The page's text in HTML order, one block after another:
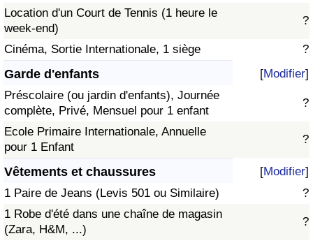
Location d'un Court de Tennis (1 heure le
week-end)
?
Cinéma, Sortie Internationale, 1 siège ?
Garde d'enfants [Modifier]
Préscolaire (ou jardin d'enfants), Journée
complète, Privé, Mensuel pour 1 enfant
?
Ecole Primaire Internationale, Annuelle
pour 1 Enfant
?
Vêtements et chaussures [Modifier]
1 Paire de Jeans (Levis 501 ou Similaire)
?
1 Robe d'été dans une chaîne de magasin
(Zara, H&M, ...)
?